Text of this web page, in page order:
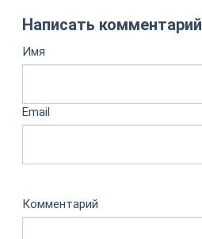
Написать комментарий
Имя
Email
Комментарий